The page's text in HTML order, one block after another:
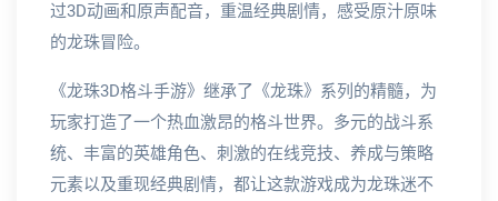
过3D动画和原声配音，重温经典剧情，感受原汁原味
的龙珠冒险。
《龙珠3D格斗手游》继承了《龙珠》系列的精髓，为
玩家打造了一个热血激昂的格斗世界。多元的战斗系
统、丰富的英雄角色、刺激的在线竞技、养成与策略
元素以及重现经典剧情，都让这款游戏成为龙珠迷不